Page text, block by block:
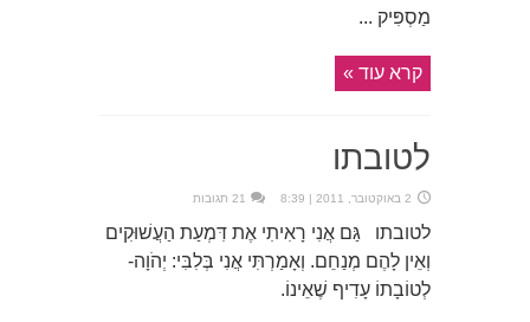
מַסְפִּיק ...
קרא עוד »
לטובתו
2 באוקטובר, 2011 | 8:39 21 תגובות
לטובתו גַּם אֲנִי רָאִיתִי אֶת דִּמְעַת הַעֲשׁוּקִים
וְאֵין לָהֶם מְנַחֵם. וְאָמַרְתִּי אֲנִי בְּלִבִּי: יְהֹוָה-
לְטוֹבָתוֹ עָדִיף שֶׁאֵינוֹ.